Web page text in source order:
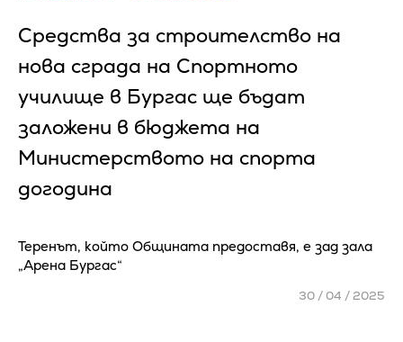
Средства за строителство на
нова сграда на Спортното
училище в Бургас ще бъдат
заложени в бюджета на
Министерството на спорта
догодина
Теренът, който Общината предоставя, е зад зала
„Арена Бургас“
30 / 04 / 2025